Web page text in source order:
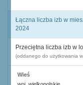
Łączna liczba izb w
2024
Przeciętna liczba izb w
(oddanego do użytkowania
Wieś